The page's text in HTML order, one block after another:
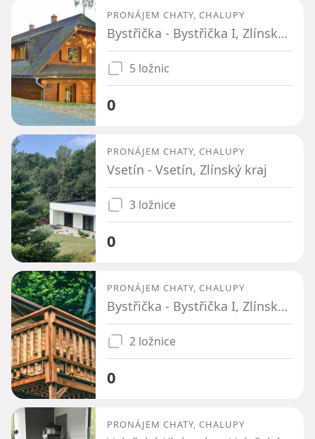
PRONÁJEM CHATY, CHALUPY
Bystřička - Bystřička I, Zlínský kraj
5 ložnic
0
PRONÁJEM CHATY, CHALUPY
Vsetín - Vsetín, Zlínský kraj
3 ložnice
0
PRONÁJEM CHATY, CHALUPY
Bystřička - Bystřička I, Zlínský kraj
2 ložnice
0
PRONÁJEM CHATY, CHALUPY